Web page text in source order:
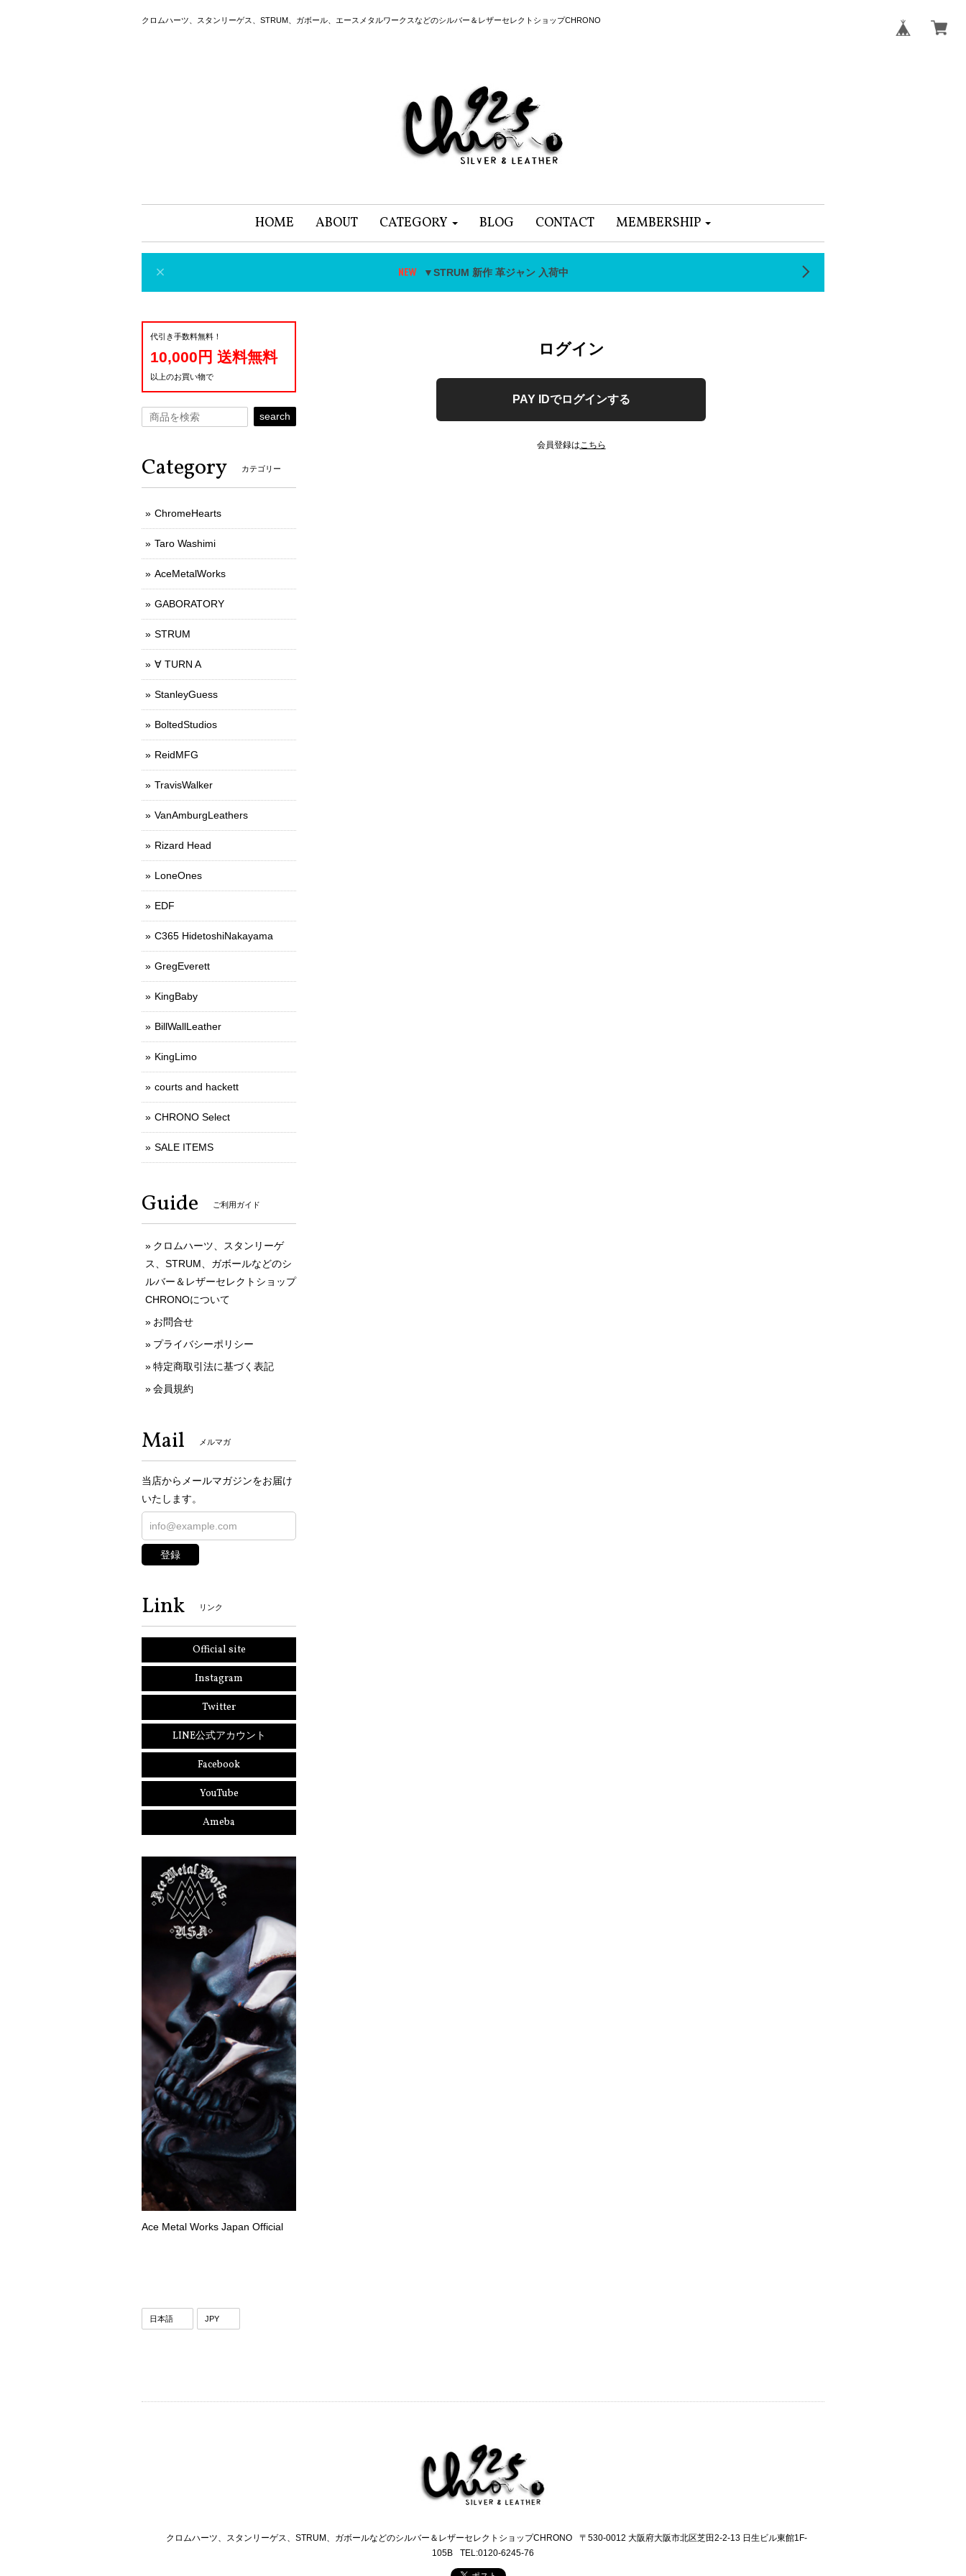
クロムハーツ、スタンリーゲス、STRUM、ガボール、エースメタルワークスなどのシルバー＆レザーセレクトショップCHRONO
HOME ABOUT CATEGORY BLOG CONTACT MEMBERSHIP
▼STRUM 新作 革ジャン 入荷中
ログイン
PAY IDでログインする
会員登録はこちら
代引き手数料無料！
10,000円 送料無料
以上のお買い物で
search
Category カテゴリー
ChromeHearts
Taro Washimi
AceMetalWorks
GABORATORY
STRUM
∀ TURN A
StanleyGuess
BoltedStudios
ReidMFG
TravisWalker
VanAmburgLeathers
Rizard Head
LoneOnes
EDF
C365 HidetoshiNakayama
GregEverett
KingBaby
BillWallLeather
KingLimo
courts and hackett
CHRONO Select
SALE ITEMS
Guide ご利用ガイド
クロムハーツ、スタンリーゲ
ス、STRUM、ガボールなどのシ
ルバー＆レザーセレクトショップ
CHRONOについて
お問合せ
プライバシーポリシー
特定商取引法に基づく表記
会員規約
Mail メルマガ
当店からメールマガジンをお届け
いたします。
登録
Link リンク
Official site
Instagram
Twitter
LINE公式アカウント
Facebook
YouTube
Ameba
Ace Metal Works Japan Official
クロムハーツ、スタンリーゲス、STRUM、ガボールなどのシルバー＆レザーセレクトショップCHRONO
〒530-0012 大阪府大阪市北区芝田2-2-13 日生ビル東館1F-
105B
TEL:0120-6245-76